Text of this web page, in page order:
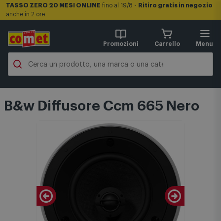
TASSO ZERO 20 MESI ONLINE fino al 19/8 - Ritiro gratis in negozio
anche in 2 ore
Promozioni Carrello Menu
B&w Diffusore Ccm 665 Nero